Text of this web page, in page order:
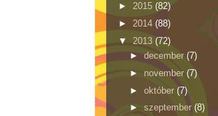
► 2015 (82)
► 2014 (88)
▼ 2013 (72)
►december (7)
► november (7)
► október (7)
► szeptember (8)